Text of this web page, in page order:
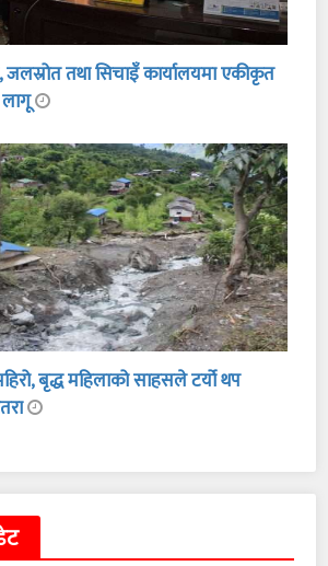
जलस्रोत तथा सिचाइँ कार्यालयमा एकीकृत
लागू
बृद्ध महिलाको साहसले टर्यो थप